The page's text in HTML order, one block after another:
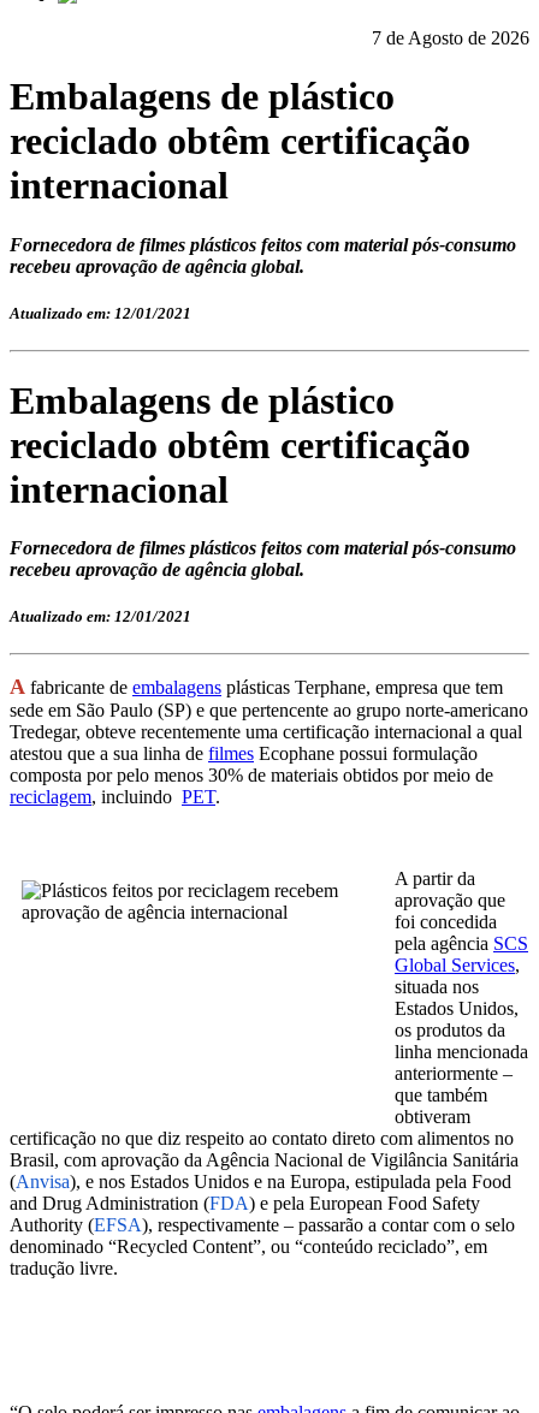
7 de Agosto de 2026
Embalagens de plástico
reciclado obtêm certificação
internacional
Fornecedora de filmes plásticos feitos com material pós-consumo
recebeu aprovação de agência global.
Atualizado em: 12/01/2021
Embalagens de plástico
reciclado obtêm certificação
internacional
Fornecedora de filmes plásticos feitos com material pós-consumo
recebeu aprovação de agência global.
Atualizado em: 12/01/2021
A fabricante de embalagens plásticas Terphane, empresa que tem
sede em São Paulo (SP) e que pertencente ao grupo norte-americano
Tredegar, obteve recentemente uma certificação internacional a qual
atestou que a sua linha de filmes Ecophane possui formulação
composta por pelo menos 30% de materiais obtidos por meio de
reciclagem, incluindo PET.
A partir da
aprovação que
foi concedida
pela agência SCS
Global Services,
situada nos
Estados Unidos,
os produtos da
linha mencionada
anteriormente –
que também
obtiveram
certificação no que diz respeito ao contato direto com alimentos no
Brasil, com aprovação da Agência Nacional de Vigilância Sanitária
(Anvisa), e nos Estados Unidos e na Europa, estipulada pela Food
and Drug Administration (FDA) e pela European Food Safety
Authority (EFSA), respectivamente – passarão a contar com o selo
denominado “Recycled Content”, ou “conteúdo reciclado”, em
tradução livre.